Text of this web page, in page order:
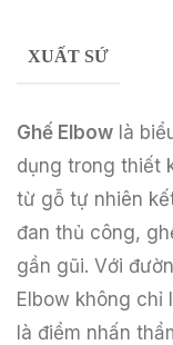
XUẤT SỨ
Ghế Elbow là
dụng trong thiết
từ gỗ tự nhiên
đan thủ công,
gần gũi. Với
Elbow không chỉ
là điểm nhấn